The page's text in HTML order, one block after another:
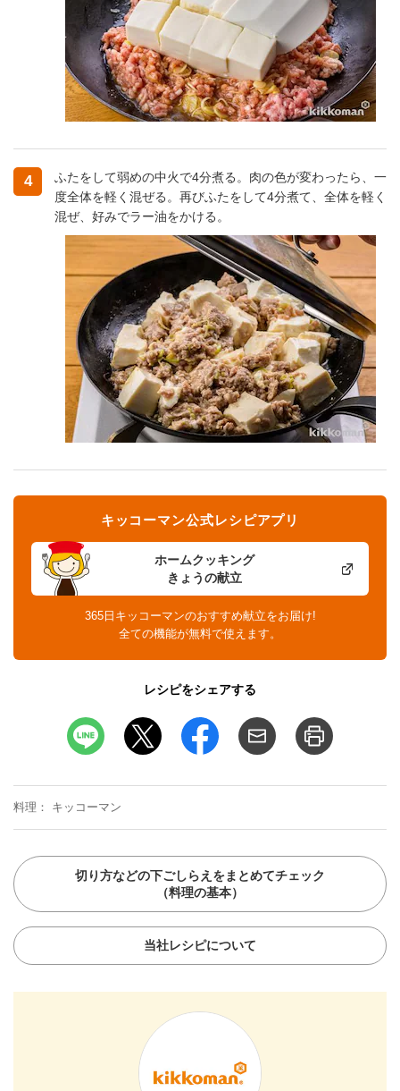
4
ふたをして弱めの中火で4分煮る。肉の色が変わったら、一
度全体を軽く混ぜる。再びふたをして4分煮て、全体を軽く
混ぜ、好みでラー油をかける。
ホームクッキング
きょうの献立
キッコーマン公式レシピアプリ
365日キッコーマンのおすすめ献立をお届け!
全ての機能が無料で使えます。
レシピをシェアする
料理 キッコーマン
切り方などの下ごしらえをまとめてチェック
（料理の基本）
当社レシピについて